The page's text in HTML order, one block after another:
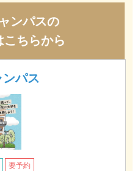
ンパスの
こちらから
パス
要予約